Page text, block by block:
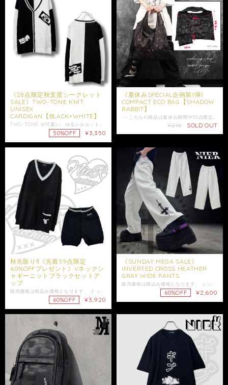
《28点限定秋支度シークレット
SALE》TWO-TONE KNIT
UNISEX
CARDIGAN【BLACK×WHITE】
50%OFF ¥3,350
《夏休みSPECIAL企画第1弾》
COMPACT ECO BAG【SHADOW
RABBIT】
¥218 SOLD OUT
秋先取り‼︎《先着39点限定
60%OFFプレゼント》Vネックシ
ャギーニットブラックセットア
ップ
60%OFF ¥3,920
《SUNDAY MEGA SALE》
INVERTED CROSS HEATHER
GRAY WIDE PANTS
60%OFF ¥2,600